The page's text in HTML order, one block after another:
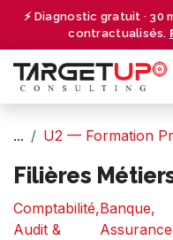
⚡ Diagnostic gratuit ·
contractualisés.
Se rendre au contenu
... U2 — Formation
Filières
Comptabilité,
Audit &
Banque,
Assurance